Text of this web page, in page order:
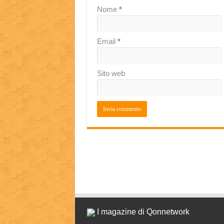
Nome *
Email *
Sito web
I magazine di Qonnetwork